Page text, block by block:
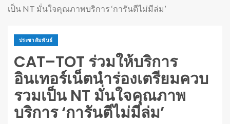
เป็น NT มั่นใจคุณภาพบริการ ‘การันตีไม่มีล่ม’
ประชาสัมพันธ์
CAT–TOT ร่วมให้บริการ
อินเทอร์เน็ตนำร่องเตรียมควบ
รวมเป็น NT มั่นใจคุณภาพ
บริการ ‘การันตีไม่มีล่ม’